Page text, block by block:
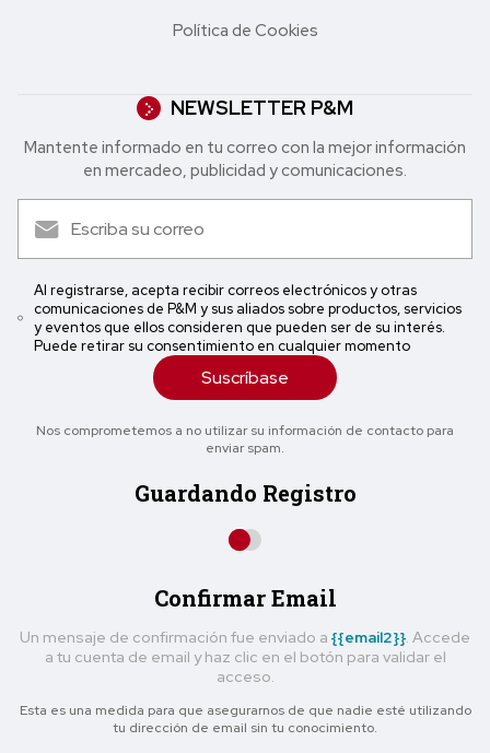
Política de Cookies
NEWSLETTER P&M
Mantente informado en tu correo con la mejor in formación
en mercadeo, publicidad y comunicaciones.
Al registrarse, acepta recibir correos electrónicos y otras
comunicaciones de P&M y sus aliados sobre productos, servicios
y eventos que ellos consideren que pueden ser de su interés.
Puede retirar su consentimiento en cualquier momento
Suscríbase
Nos comprometemos a no utilizar su información de contacto para
enviar spam.
Guardando Registro
Confirmar Email
Un mensaje de confirmación fue enviado a {{email2}} . Accede
a tu cuenta de email y haz clic en el botón para validar el
acceso.
Esta es una medida para que asegurarnos de que nadie esté utilizando
tu dirección de email sin tu conocimiento.